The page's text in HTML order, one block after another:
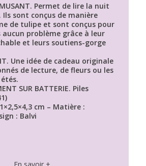
Permet de lire la nuit
Ils sont conçus de manière
de tulipe et sont conçus pour
aucun problème grâce à leur
et leurs soutiens-gorge
Une idée de cadeau originale
de lecture, de fleurs ou les
SUR BATTERIE. Piles
cm – Matière :
: Balvi